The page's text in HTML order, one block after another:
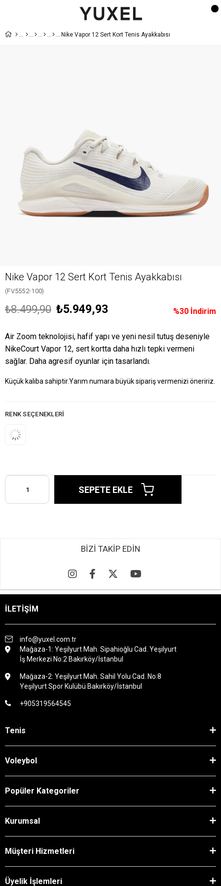
Nike Vapor 12 Sert Kort Tenis Ayakkabısı
Nike Vapor 12 Sert Kort Tenis Ayakkabısı
(FV5552-100)
%30 İndirim
₺8.499,90 ₺5.949,93
Air Zoom teknolojisi, hafif yapı ve yeni nesil tutuş deseniyle
NikeCourt Vapor 12, sert kortta daha hızlı tepki vermeni
sağlar. Daha agresif oyunlar için tasarlandı.
Küçük kalıba sahiptir.Yarım numara büyük sipariş vermenizi öneririz.
RENK SEÇENEKLERI
BİZİ TAKİP EDİN
İLETİŞİM
info@yuxel.com.tr
Mağaza-1: Yeşilyurt Mah. Sipahioğlu Cad. Yeşilyurt
İş Merkezi No:2 Bakırköy/İstanbul
Mağaza-2: Yeşilyurt Mah. Sahil Yolu Cad. No:8
Yeşilyurt Spor Kulübü Bakırköy/İstanbul
+905319564545
Tenis
Voleybol
Popüler Kategoriler
Kurumsal
Müşteri Hizmetleri
Üyelik İşlemleri